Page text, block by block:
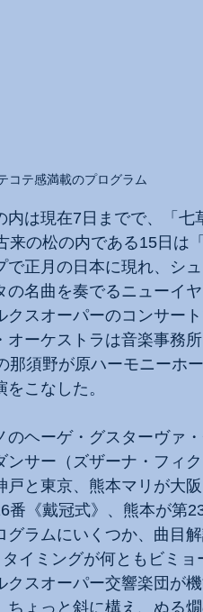
コテ感満載のプログラム
は現在7日までで、「七
の松の内である15日は
正月の日本に現れ、シ
名曲を奏でるニューイ
スオーパーのコンサー
ーケストラは音楽事務
須野が原ハーモニーホ
こなした。
ヘーゲ・グスターヴァ
サー（ズザーナ・フィ
と東京、熊本マリが大
《戴冠式》、熊本が第
ラムにいくつか、曲目
イミングが何ともビミョ
スオーパー交響楽団が
ょっと斜に構え、ぬる